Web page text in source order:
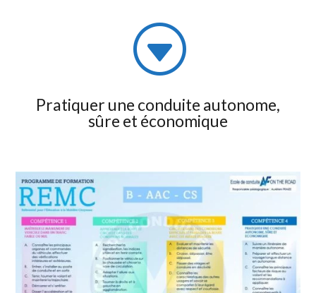
G
Pratiquer une conduite autonome,
sûre et économique